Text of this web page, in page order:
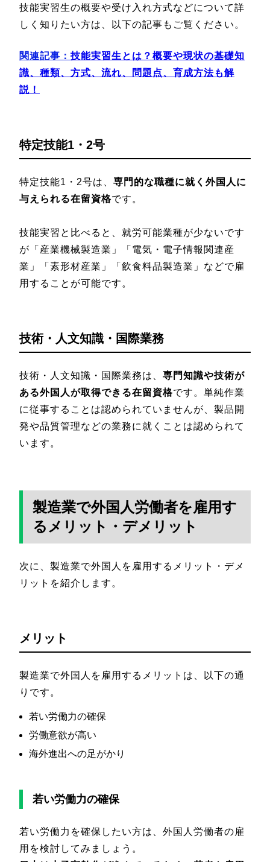
技能実習生の概要や受け入れ方式などについて詳
しく知りたい方は、以下の記事もご覧ください。
関連記事： 技能実習生とは？概要や現状の基礎知
識、種類、方式、流れ、問題点、育成方法も解
説！
特定技能1・2号
特定技能1・2号は、 専門的な職種に就く外国人に
与えられる在留資格です。
技能実習と比べると、就労可能業種が少ないです
が「産業機械製造業」「電気・電子情報関連産
業」「素形材産業」「飲食料品製造業」などで雇
用することが可能です。
技術・人文知識・国際業務
技術・人文知識・国際業務は、 専門知識や技術が
ある外国人が取得できる在留資格です。単純作業
に従事することは認められていませんが、製品開
発や品質管理などの業務に就くことは認められて
います。
製造業で外国人労働者を雇用す
るメリット・デメリット
次に、製造業で外国人を雇用するメリット・デメ
リットを紹介します。
メリット
製造業で外国人を雇用するメリットは、以下の通
りです。
若い労働力の確保
労働意欲が高い
海外進出への足がかり
若い労働力の確保
若い労働力を確保したい方は、外国人労働者の雇
用を検討してみましょう。